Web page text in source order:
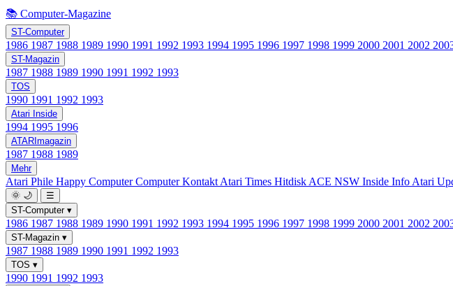
📚 Computer-Magazine
ST-Computer
1986 1987 1988 1989 1990 1991 1992 1993 1994 1995 1996 1997 1998 1999 2000 2001 2002
ST-Magazin
1987 1988 1989 1990 1991 1992 1993
TOS
1990 1991 1992 1993
Atari Inside
1994 1995 1996
ATARImagazin
1987 1988 1989
Mehr
Atari Phile Happy ComputerComputer Kontakt Atari Times Hitdisk ACE NSW Inside Info Atari
🌞 🌙
☰
ST-Computer ▾
1986 1987 1988 1989 1990 1991 1992 1993 1994 1995 1996 1997 1998 1999 2000 2001 2002
ST-Magazin ▾
1987 1988 1989 1990 1991 1992 1993
TOS ▾
1990 1991 1992 1993